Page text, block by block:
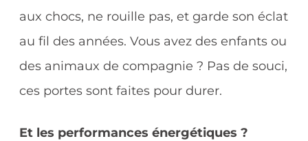
aux chocs, ne rouille pas, et garde son éclat
au fil des années. Vous avez des enfants ou
des animaux de compagnie ? Pas de souci,
ces portes sont faites pour durer.
Et les performances énergétiques ?